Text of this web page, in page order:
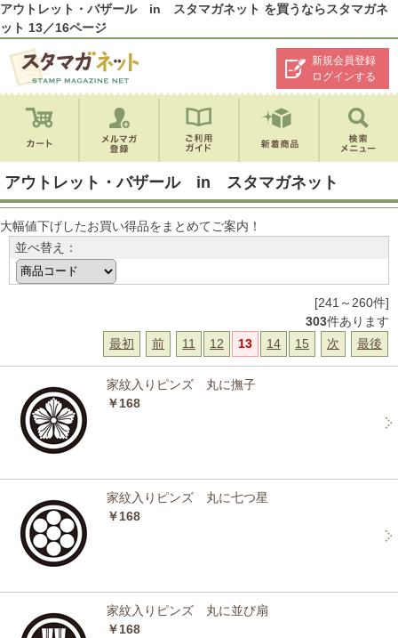
アウトレット・バザール in スタマガネット を買うならスタマガネ
ット 13／16ページ
新規会員登録
ログインする
アウトレット・バザール in スタマガネット
大幅値下げしたお買い得品をまとめてご案内！
並べ替え：
[241～260件]
303件あります
最初
前 11 12 13 14 15 次 最後
家紋入りピンズ 丸に撫子
￥168
家紋入りピンズ 丸に七つ星
￥168
家紋入りピンズ 丸に並び扇
￥168